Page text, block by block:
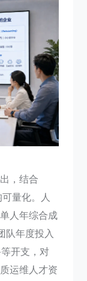
，结合
量化。人
人年综合成
队年度投入
开支，对
运维人才资